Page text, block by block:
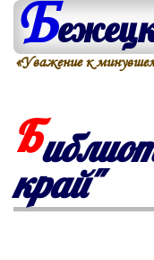
Б
«Уважение к
Б
край"